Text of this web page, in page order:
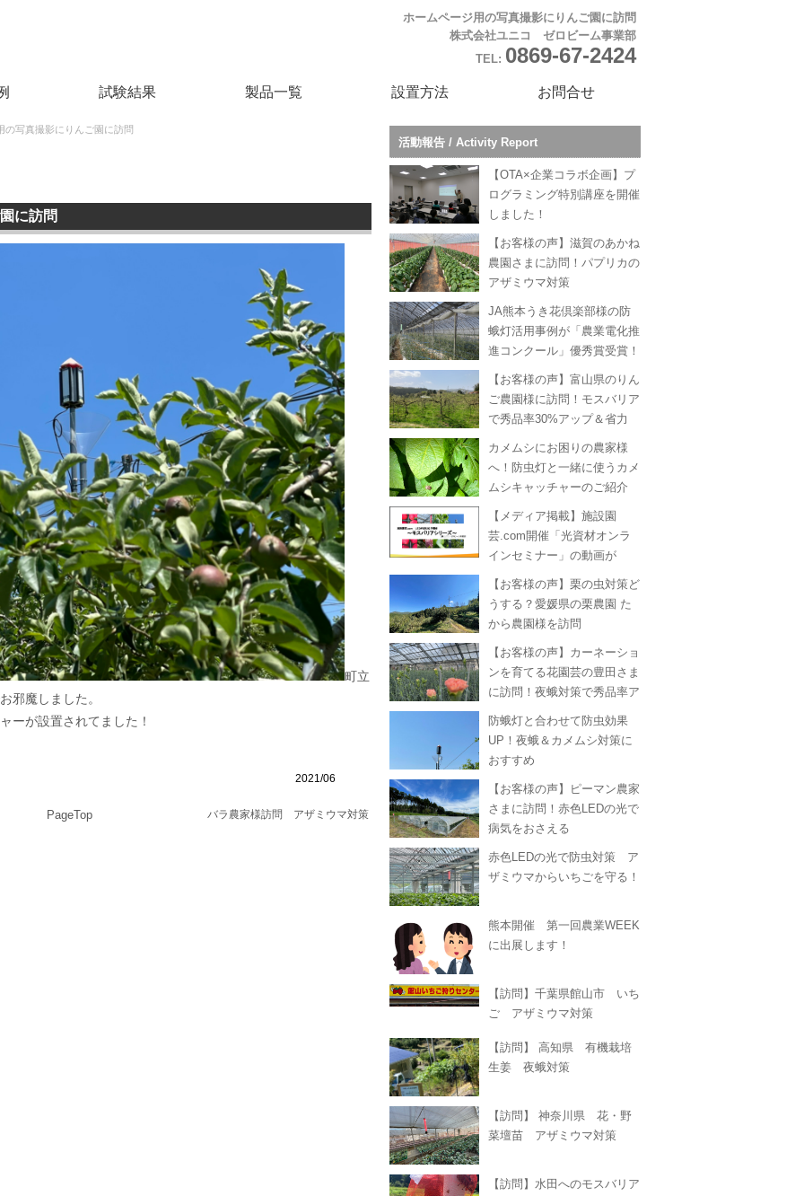
ホームページ用の写真撮影にりんご園に訪問
株式会社ユニコ ゼロビーム事業部
TEL: 0869-67-2424
試験結果 製品一覧 設置方法 お問合せ
の写真撮影にりんご園に訪問
に訪問
町立
邪魔しました。
ーが設置されてました！
2021/06
PageTop バラ農家様訪問 アザミウマ対策
活動報告 / Activity Report
【OTA×企業コラボ企画】プ
ログラミング特別講座を開催
しました！
【お客様の声】滋賀のあかね
農園さまに訪問！パプリカの
アザミウマ対策
JA熊本うき花倶楽部様の防
蛾灯活用事例が「農業電化推
進コンクール」優秀賞受賞！
【お客様の声】富山県のりん
ご農園様に訪問！モスバリア
で秀品率30%アップ＆省力
カメムシにお困りの農家様
へ！防虫灯と一緒に使うカメ
ムシキャッチャーのご紹介
【メディア掲載】施設園
芸.com開催「光資材オンラ
インセミナー」の動画が
YouTubeに掲載されました！
【お客様の声】栗の虫対策ど
うする？愛媛県の栗農園 た
から農園様を訪問
【お客様の声】カーネーショ
ンを育てる花園芸の豊田さま
に訪問！夜蛾対策で秀品率ア
ップ
防蛾灯と合わせて防虫効果
UP！夜蛾＆カメムシ対策に
おすすめ
【お客様の声】ピーマン農家
さまに訪問！赤色LEDの光で
病気をおさえる
赤色LEDの光で防虫対策 ア
ザミウマからいちごを守る！
熊本開催 第一回農業WEEK
に出展します！
【訪問】千葉県館山市 いち
ご アザミウマ対策
【訪問】 高知県 有機栽培
生姜 夜蛾対策
【訪問】 神奈川県 花・野
菜壇苗 アザミウマ対策
【訪問】水田へのモスバリア